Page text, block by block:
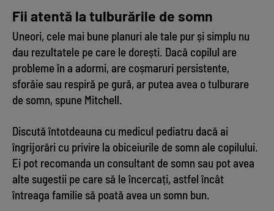
Fii atentă la tulburările de somn
Uneori, cele mai bune planuri ale tale pur și simplu nu
dau rezultatele pe care le dorești. Dacă copilul are
probleme în a adormi, are coșmaruri persistente,
sforăie sau respiră pe gură, ar putea avea o tulburare
de somn, spune Mitchell.
Discută întotdeauna cu medicul pediatru dacă ai
îngrijorări cu privire la obiceiurile de somn ale copilului.
Ei pot recomanda un consultant de somn sau pot avea
alte sugestii pe care să le încercați, astfel încât
întreaga familie să poată avea un somn bun.